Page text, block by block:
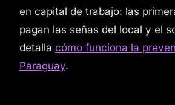
en capital de trabajo: las
pagan las señas del local y el
detalla cómo funciona la
Paraguay.